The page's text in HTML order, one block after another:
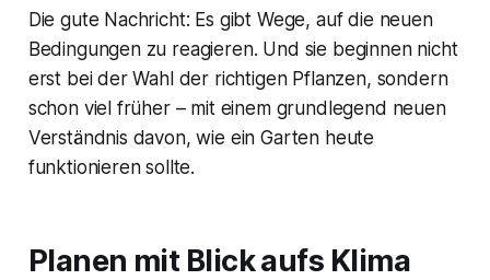
Die gute Nachricht: Es gibt Wege, auf die neuen
Bedingungen zu reagieren. Und sie beginnen nicht
erst bei der Wahl der richtigen Pflanzen, sondern
schon viel früher – mit einem grundlegend neuen
Verständnis davon, wie ein Garten heute
funktionieren sollte.
Planen mit Blick aufs Klima